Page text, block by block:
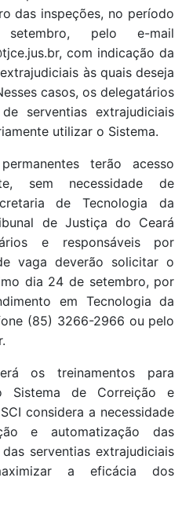
das inspeções, no período
pelo e-mail
com indicação da
às quais deseja
casos, os delegatários
serventias extrajudiciais
utilizar o Sistema.
terão acesso
sem necessidade de
de Tecnologia da
de Justiça do Ceará
e responsáveis por
vaga deverão solicitar o
dia 24 de setembro, por
em Tecnologia da
(85) 3266-2966 ou pelo
os treinamentos para
Sistema de Correição e
considera a necessidade
e automatização das
serventias extrajudiciais
a eficácia dos